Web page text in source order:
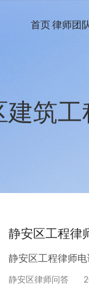
首页律师团
建筑工
静安区工程律
静安区工程律师
静安区律师问答